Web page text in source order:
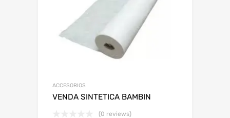
ACCESORIOS
VENDA SINTETICA BAMBIN
(0 reviews)